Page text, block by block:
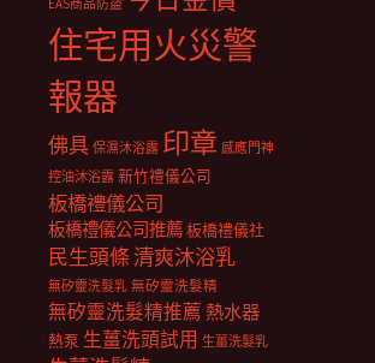
EAS商品防盜
住宅用火災警
報器
佛具 保濕沐浴露 印章 感應門神
控油沐浴露 新竹禮儀公司
板橋禮儀公司
板橋禮儀公司推薦板橋禮儀社
民生頭條清爽沐浴乳
無矽靈洗髮乳 無矽靈洗髮精
無矽靈洗髮精推薦 熱水器
熱泵 生薑洗頭試用 生薑洗髮乳